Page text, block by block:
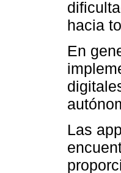
hacia
En
Las